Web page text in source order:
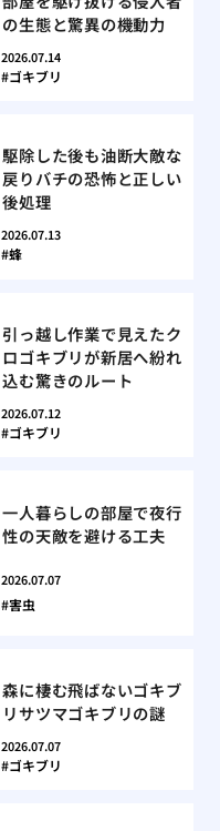
の生態と驚異の機動力
2026.07.14
ゴキブリ
駆除した後も油断大敵な
戻りバチの恐怖と正しい
後処理
2026.07.13
蜂
引っ越し作業で見えたク
ロゴキブリが新居へ紛れ
込む驚きのルート
2026.07.12
ゴキブリ
一人暮らしの部屋で夜行
性の天敵を避ける工夫
2026.07.07
害虫
森に棲む飛ばないゴキブ
リサツマゴキブリの謎
2026.07.07
ゴキブリ